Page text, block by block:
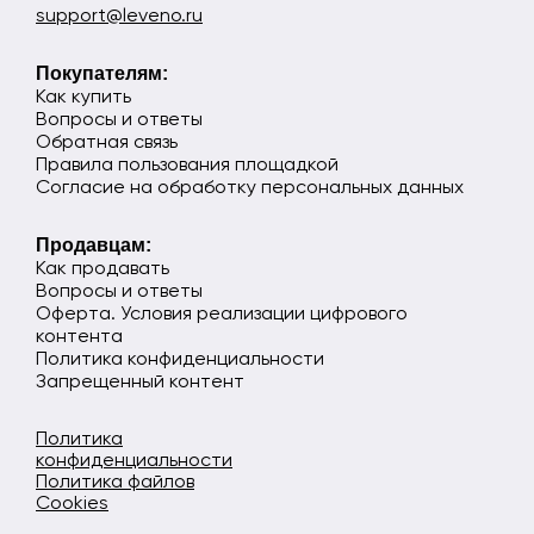
support@leveno.ru
Покупателям:
Как купить
Вопросы и ответы
Обратная связь
Правила пользования площадкой
Согласие на обработку персональных данных
Продавцам:
Как продавать
Вопросы и ответы
Оферта. Условия реализации цифрового
контента
Политика конфиденциальности
Запрещенный контент
Политика
конфиденциальности
Политика файлов
Cookies